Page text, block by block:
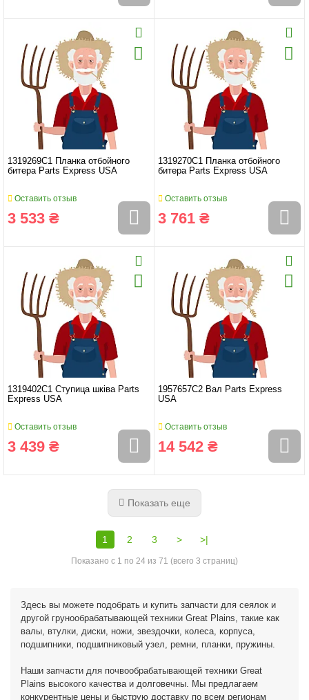
1319269C1 Планка отбойного
битера Parts Express USA
Оставить отзыв
3 533 ₴
1319270C1 Планка отбойного
битера Parts Express USA
Оставить отзыв
3 761 ₴
1319402C1 Ступица шківа Parts
Express USA
Оставить отзыв
3 439 ₴
1957657C2 Вал Parts Express
USA
Оставить отзыв
14 542 ₴
Показать еще
1 2 3 > >|
Показано с 1 по 24 из 71 (всего 3 страниц)
Здесь вы можете подобрать и купить запчасти для сеялок и
другой грунообрабатывающей техники Great Plains, такие как
валы, втулки, диски, ножи, звездочки, колеса, корпуса,
подшипники, подшипниковый узел, ремни, планки, пружины.
Наши запчасти для почвообрабатывающей техники Great
Plains высокого качества и долговечны. Мы предлагаем
конкурентные цены и быструю доставку по всем регионам